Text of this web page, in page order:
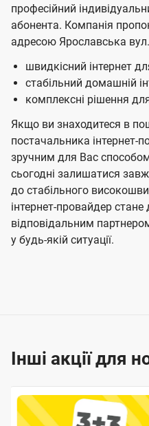
професійний
абонента. Компанія
адресою Ярославська
швидкісний інтернет
стабільний домашній
комплексні рішення
Якщо ви знаходитеся в
постачальника інтернет-
зручним для Вас
сьогодні залишатися
до стабільного
інтернет-провайдер
відповідальним
у будь-якій ситуації.
Інші акції для